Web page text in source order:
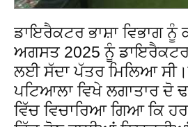
ਡਾਇਰੈਕਟਰ ਭਾਸ਼ਾ ਵਿਭਾਗ
ਅਗਸਤ 2025 ਨੂੰ ਡਾਇਰੈਕਟਰ
ਲਈ ਸੱਦਾ ਪੱਤਰ ਮਿਲਿਆ
ਪਟਿਆਲਾ ਵਿਖੇ ਲਗਾਤਾਰ ਦੋ
ਵਿੱਚ ਵਿਚਾਰਿਆ ਗਿਆ ਕਿ